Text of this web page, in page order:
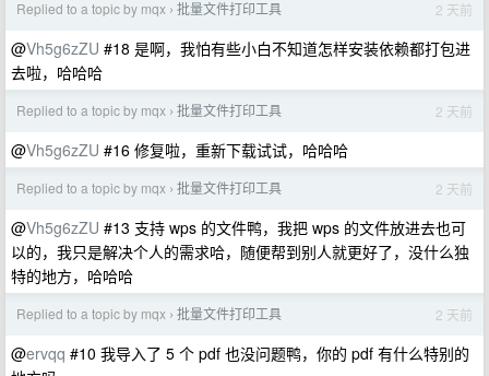
Replied to a topic by mqx › 批量文件打印工具 2 天前
@Vh5g6zZU #18 是啊，我怕有些小白不知道怎样安装依赖都打包进
去啦，哈哈哈
Replied to a topic by mqx › 批量文件打印工具 2 天前
@Vh5g6zZU #16 修复啦，重新下载试试，哈哈哈
Replied to a topic by mqx › 批量文件打印工具 2 天前
@Vh5g6zZU #13 支持 wps 的文件鸭，我把 wps 的文件放进去也可
以的，我只是解决个人的需求哈，随便帮到别人就更好了，没什么独
特的地方，哈哈哈
Replied to a topic by mqx › 批量文件打印工具 2 天前
@ervqq #10 我导入了 5 个 pdf 也没问题鸭，你的 pdf 有什么特别的